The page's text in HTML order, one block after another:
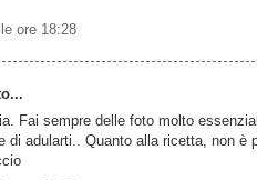
ore 18:28
Fai sempre delle foto molto
di adularti.. Quanto alla ricetta, non